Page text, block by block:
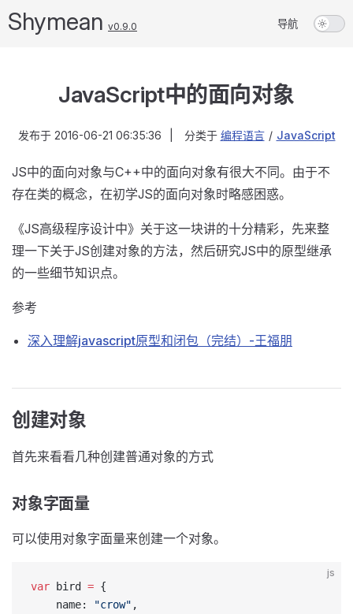
Shymean v0.9.0 导航
JavaScript中的面向对象
发布于 2016-06-21 06:35:36 分类于 编程语言 / JavaScript
JS中的面向对象与C++中的面向对象有很大不同。由于不
存在类的概念，在初学JS的面向对象时略感困惑。
《JS高级程序设计中》关于这一块讲的十分精彩，先来整
理一下关于JS创建对象的方法，然后研究JS中的原型继承
的一些细节知识点。
参考
深入理解javascript原型和闭包（完结）-王福朋
创建对象
首先来看看几种创建普通对象的方式
对象字面量
可以使用对象字面量来创建一个对象。
js
var bird = {
    name:
"crow" ,